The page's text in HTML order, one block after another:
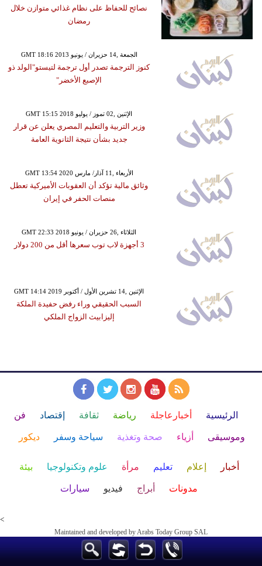
نصائح للحفاظ على نظام غذائي متوازن خلال
رمضان
GMT 18:16 2013 الجمعة ,14 حزيران / يونيو
كنوز الترجمة تصدر أول ترجمة لتيستو"الولد ذو
الإصبع الأخضر"
GMT 15:15 2018 الإثنين ,02 تموز / يوليو
وزير التربية والتعليم المصري يعلن عن قرار
جديد بشأن نتيجة الثانوية العامة
GMT 13:54 2020 الأربعاء ,11 آذار/ مارس
وثائق مالية تؤكد أن العقوبات الأميركية تعطل
منصات الحفر في إيران
GMT 22:33 2018 الثلاثاء ,26 حزيران / يونيو
3 أجهزة لاب توب سعرها أقل من 200 دولار
GMT 14:14 2019 الإثنين ,14 تشرين الأول / أكتوبر
السبب الحقيقي وراء رفض حفيدة الملكة
إليزابيث الزواج الملكي
الرئيسية أخبارعاجلة رياضة ثقافة إقتصاد فن
وموسيقى أزياء صحة وتغذية سياحة وسفر ديكور
أخبار إعلام تعليم مرأة علوم وتكنولوجيا بيئة
مدونات أبراج فيديو سيارات
<
Maintained and developed by Arabs Today Group SAL